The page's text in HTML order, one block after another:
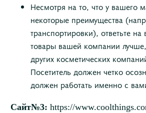
Несмотря на то, что у вашего
некоторые преимущества
транспортировки), ответьте
товары вашей компании
других косметических
Посетитель должен четко
должен работать именно с
Сайт№3: https://